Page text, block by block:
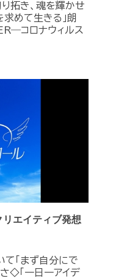
拓き、魂を輝かせ
めて生きる」朗
コロナウィルス
リエイティブ発想
て「まず自分にで
◇「一日一アイデ